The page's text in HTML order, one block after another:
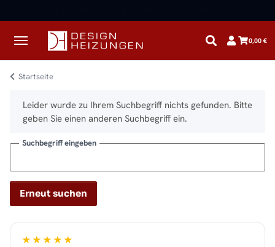
0,00 €
Startseite
x
Leider wurde zu Ihrem Suchbegriff nichts gefunden. Bitte
geben Sie einen anderen Suchbegriff ein.
Suchbegriff eingeben
Erneut suchen
★★★★★